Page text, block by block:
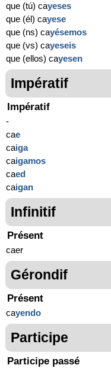
que (tú) cayeses
que (él) cayese
que (ns) cayésemos
que (vs) cayeseis
que (ellos) cayesen
Impératif
Impératif
-
cae
caiga
caigamos
caed
caigan
Infinitif
Présent
caer
Gérondif
Présent
cayendo
Participe
Participe passé